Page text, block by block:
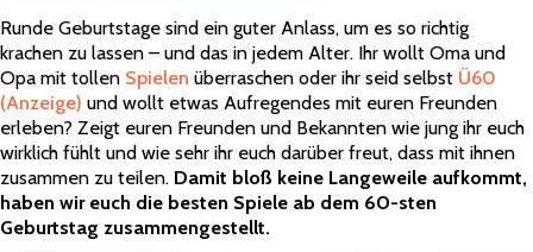
Runde Geburtstage sind ein guter Anlass, um es so richtig
krachen zu lassen – und das in jedem Alter. Ihr wollt Oma und
Opa mit tollen Spielen überraschen oder ihr seid selbst Ü60
(Anzeige) und wollt etwas Aufregendes mit euren Freunden
erleben? Zeigt euren Freunden und Bekannten wie jung ihr euch
wirklich fühlt und wie sehr ihr euch darüber freut, dass mit ihnen
zusammen zu teilen. Damit bloß keine Langeweile aufkommt,
haben wir euch die besten Spiele ab dem 60-sten
Geburtstag zusammengestellt.